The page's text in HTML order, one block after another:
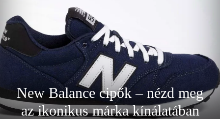
New Balance cipők – nézd meg
az ikonikus márka kínálatában